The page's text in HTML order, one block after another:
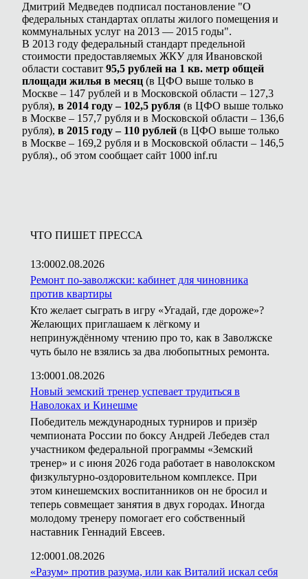
Дмитрий Медведев подписал постановление "О
федеральных стандартах оплаты жилого помещения и
коммунальных услуг на 2013 — 2015 годы".
В 2013 году федеральный стандарт предельной
стоимости предоставляемых ЖКУ для Ивановской
области составит 95,5 рублей на 1 кв. метр общей
площади жилья в месяц (в ЦФО выше только в
Москве – 147 рублей и в Московской области – 127,3
рубля), в 2014 году – 102,5 рубля (в ЦФО выше только
в Москве – 157,7 рубля и в Московской области – 136,6
рубля), в 2015 году – 110 рублей (в ЦФО выше только
в Москве – 169,2 рубля и в Московской области – 146,5
рубля)., об этом сообщает сайт 1000 inf.ru
ЧТО ПИШЕТ ПРЕССА
13:0002.08.2026
Ремонт по-заволжски: кабинет для чиновника
против квартиры
Кто желает сыграть в игру «Угадай, где дороже»?
Желающих приглашаем к лёгкому и
непринуждённому чтению про то, как в Заволжске
чуть было не взялись за два любопытных ремонта.
13:0001.08.2026
Новый земский тренер успевает трудиться в
Наволоках и Кинешме
Победитель международных турниров и призёр
чемпионата России по боксу Андрей Лебедев стал
участником федеральной программы «Земский
тренер» и с июня 2026 года работает в наволокском
физкультурно-оздоровительном комплексе. При
этом кинешемских воспитанников он не бросил и
теперь совмещает занятия в двух городах. Иногда
молодому тренеру помогает его собственный
наставник Геннадий Евсеев.
12:0001.08.2026
«Разум» против разума, или как Виталий искал себя